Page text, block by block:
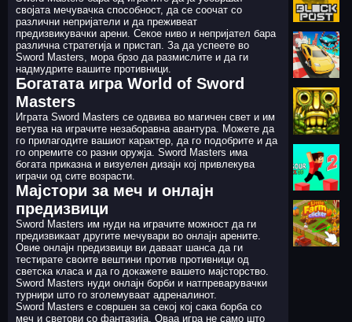
својата мечувачка способност, да се соочат со
различни непријатели и да преживеат
предизвикувачки арени. Секое ниво и непријател бара
различна стратегија и пристап. За да успеете во
Sword Masters, мора брзо да размислите и да ги
надмудрите вашите противници.
Богатата игра World of Sword
Masters
Играта Sword Masters се одвива во магичен свет и им
ветува на играчите незаборавна авантура. Можете да
го прилагодите вашиот карактер, да го подобрите и да
го опремите со разни оружја. Sword Masters има
богата приказна и визуелен дизајн кој привлекува
играчи од сите возрасти.
Мајстори за меч и онлајн
предизвици
Sword Masters им нуди на играчите можност да ги
предизвикаат другите мечувари во онлајн арените.
Овие онлајн предизвици ви даваат шанса да ги
тестирате своите вештини против противници од
светска класа и да го докажете вашето мајсторство.
Sword Masters нуди онлајн борби и натпреварувачки
турнири што го зголемуваат адреналинот.
Sword Masters е совршен за секој кој сака борба со
меч и светови со фантазија. Оваа игра не само што